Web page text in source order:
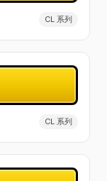
CL 系列
CL 系列